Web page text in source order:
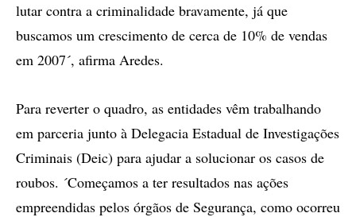
lutar contra a criminalidade bravamente, já que
buscamos um crescimento de cerca de 10% de vendas
em 2007´, afirma Aredes.
Para reverter o quadro, as entidades vêm trabalhando
em parceria junto à Delegacia Estadual de Investigações
Criminais (Deic) para ajudar a solucionar os casos de
roubos. ´Começamos a ter resultados nas ações
empreendidas pelos órgãos de Segurança, como ocorreu